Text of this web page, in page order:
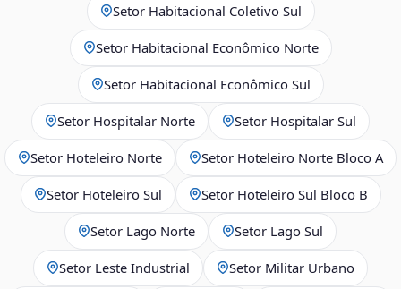
Setor Habitacional Coletivo Sul
Setor Habitacional Econômico Norte
Setor Habitacional Econômico Sul
Setor Hospitalar Norte Setor Hospitalar Sul
Setor Hoteleiro Norte Setor Hoteleiro Norte Bloco A
Setor Hoteleiro Sul Setor Hoteleiro Sul Bloco B
Setor Lago Norte Setor Lago Sul
Setor Leste Industrial Setor Militar Urbano